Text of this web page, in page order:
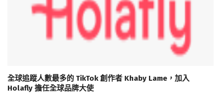
全球追蹤人數最多的 TikTok 創作者 Khaby Lame，加入
Holafly 擔任全球品牌大使